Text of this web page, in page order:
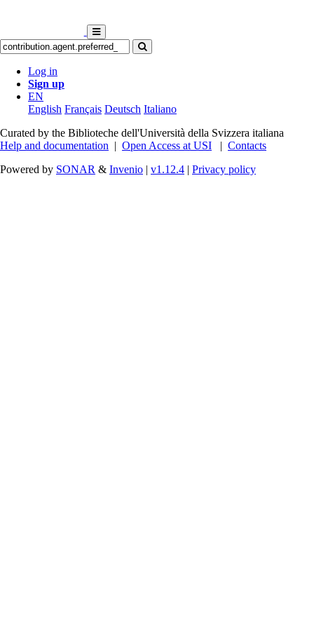
Log in
Sign up
EN
English Français Deutsch Italiano
Curated by the Biblioteche dell'Università della Svizzera italiana
Help and documentation | Open Access at USI | Contacts
Powered by SONAR & Invenio | v1.12.4 | Privacy policy